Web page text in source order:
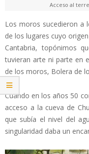
Acceso al
Los moros sucedieron a
de los lugares cuyo
Cantabria, topónimos
tuvieran arte ni parte en
de los moros, Bolera de
Cuando en los años 50
acceso a la cueva de
que subía el nivel del
singularidad daba un